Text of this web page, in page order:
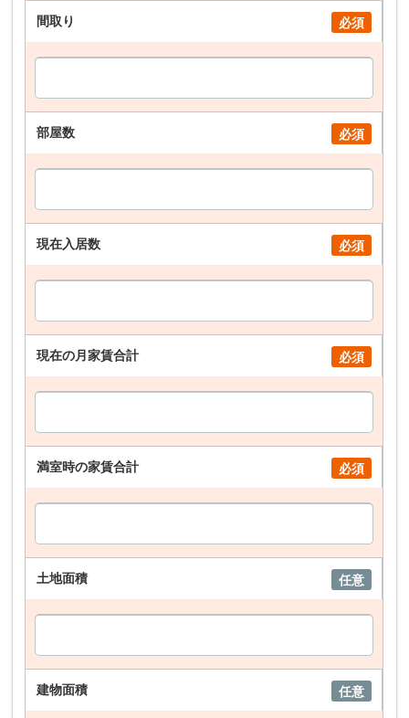
間取り 必須
部屋数 必須
現在入居数 必須
現在の月家賃合計 必須
満室時の家賃合計 必須
土地面積 任意
建物面積 任意